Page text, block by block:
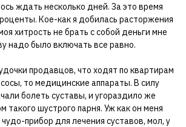
ждать несколько дней. За это время
Кое-как я добилась расторжения
хитрость не брать с собой деньги мне
надо было включать все равно.
продавцов, что ходят по квартирам
то медицинские аппараты. В силу
болеть суставы, и угораздило же
такого шустрого парня. Уж как он меня
прибор для лечения суставов, мол, у